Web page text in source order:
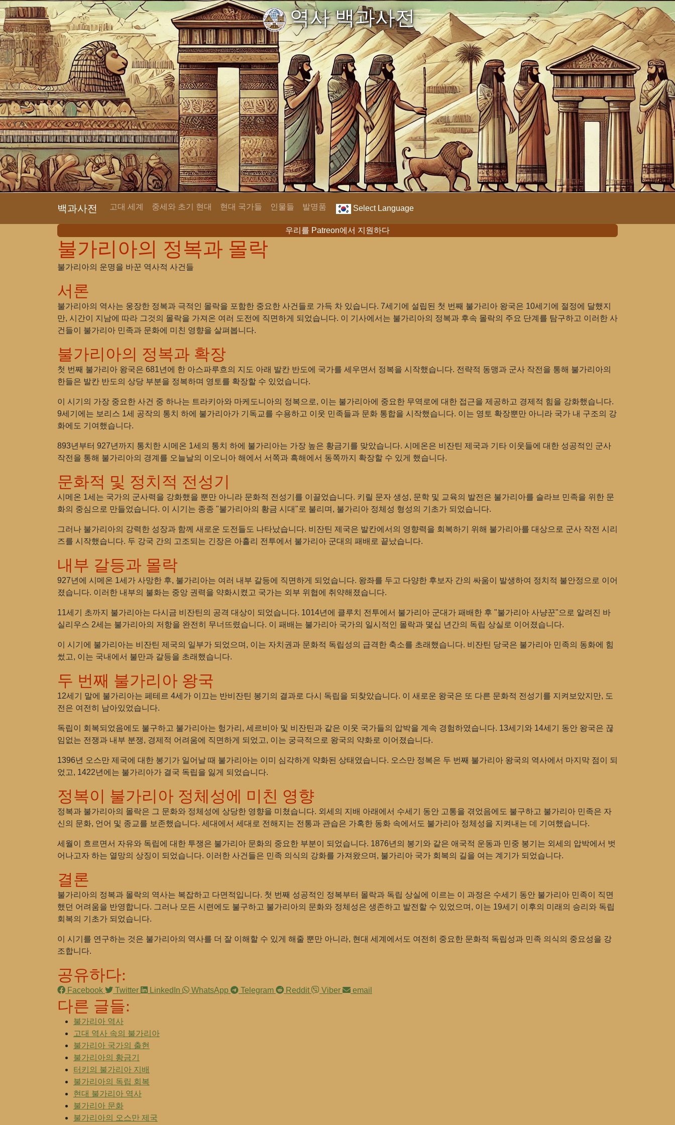
역사 백과사전
백과사전 고대 세계 중세와 초기 현대 현대 국가들 인물들 발명품 Select Language
우리를 Patreon에서 지원하다
불가리아의 정복과 몰락
불가리아의 운명을 바꾼 역사적 사건들
서론
불가리아의 역사는 웅장한 정복과 극적인 몰락을 포함한 중요한 사건들로 가득 차 있습니다. 7세기에 설립된 첫 번째 불가리아 왕국은 10세기에 절정에 달했지
만, 시간이 지남에 따라 그것의 몰락을 가져온 여러 도전에 직면하게 되었습니다. 이 기사에서는 불가리아의 정복과 후속 몰락의 주요 단계를 탐구하고 이러한 사
건들이 불가리아 민족과 문화에 미친 영향을 살펴봅니다.
불가리아의 정복과 확장
첫 번째 불가리아 왕국은 681년에 한 아스파루흐의 지도 아래 발칸 반도에 국가를 세우면서 정복을 시작했습니다. 전략적 동맹과 군사 작전을 통해 불가리아의
한들은 발칸 반도의 상당 부분을 정복하며 영토를 확장할 수 있었습니다.
이 시기의 가장 중요한 사건 중 하나는 트라키아와 마케도니아의 정복으로, 이는 불가리아에 중요한 무역로에 대한 접근을 제공하고 경제적 힘을 강화했습니다.
9세기에는 보리스 1세 공작의 통치 하에 불가리아가 기독교를 수용하고 이웃 민족들과 문화 통합을 시작했습니다. 이는 영토 확장뿐만 아니라 국가 내 구조의 강
화에도 기여했습니다.
893년부터 927년까지 통치한 시메온 1세의 통치 하에 불가리아는 가장 높은 황금기를 맞았습니다. 시메온은 비잔틴 제국과 기타 이웃들에 대한 성공적인 군사
작전을 통해 불가리아의 경계를 오늘날의 이오니아 해에서 서쪽과 흑해에서 동쪽까지 확장할 수 있게 했습니다.
문화적 및 정치적 전성기
시메온 1세는 국가의 군사력을 강화했을 뿐만 아니라 문화적 전성기를 이끌었습니다. 키릴 문자 생성, 문학 및 교육의 발전은 불가리아를 슬라브 민족을 위한 문
화의 중심으로 만들었습니다. 이 시기는 종종 "불가리아의 황금 시대"로 불리며, 불가리아 정체성 형성의 기초가 되었습니다.
그러나 불가리아의 강력한 성장과 함께 새로운 도전들도 나타났습니다. 비잔틴 제국은 발칸에서의 영향력을 회복하기 위해 불가리아를 대상으로 군사 작전 시리
즈를 시작했습니다. 두 강국 간의 고조되는 긴장은 아흘리 전투에서 불가리아 군대의 패배로 끝났습니다.
내부 갈등과 몰락
927년에 시메온 1세가 사망한 후, 불가리아는 여러 내부 갈등에 직면하게 되었습니다. 왕좌를 두고 다양한 후보자 간의 싸움이 발생하여 정치적 불안정으로 이어
졌습니다. 이러한 내부의 불화는 중앙 권력을 약화시켰고 국가는 외부 위협에 취약해졌습니다.
11세기 초까지 불가리아는 다시금 비잔틴의 공격 대상이 되었습니다. 1014년에 클루치 전투에서 불가리아 군대가 패배한 후 "불가리아 사냥꾼"으로 알려진 바
실리우스 2세는 불가리아의 저항을 완전히 무너뜨렸습니다. 이 패배는 불가리아 국가의 일시적인 몰락과 몇십 년간의 독립 상실로 이어졌습니다.
이 시기에 불가리아는 비잔틴 제국의 일부가 되었으며, 이는 자치권과 문화적 독립성의 급격한 축소를 초래했습니다. 비잔틴 당국은 불가리아 민족의 동화에 힘
썼고, 이는 국내에서 불만과 갈등을 초래했습니다.
두 번째 불가리아 왕국
12세기 말에 불가리아는 페테르 4세가 이끄는 반비잔틴 봉기의 결과로 다시 독립을 되찾았습니다. 이 새로운 왕국은 또 다른 문화적 전성기를 지켜보았지만, 도
전은 여전히 남아있었습니다.
독립이 회복되었음에도 불구하고 불가리아는 헝가리, 세르비아 및 비잔틴과 같은 이웃 국가들의 압박을 계속 경험하였습니다. 13세기와 14세기 동안 왕국은 끊
임없는 전쟁과 내부 분쟁, 경제적 어려움에 직면하게 되었고, 이는 궁극적으로 왕국의 약화로 이어졌습니다.
1396년 오스만 제국에 대한 봉기가 일어날 때 불가리아는 이미 심각하게 약화된 상태였습니다. 오스만 정복은 두 번째 불가리아 왕국의 역사에서 마지막 점이 되
었고, 1422년에는 불가리아가 결국 독립을 잃게 되었습니다.
정복이 불가리아 정체성에 미친 영향
정복과 불가리아의 몰락은 그 문화와 정체성에 상당한 영향을 미쳤습니다. 외세의 지배 아래에서 수세기 동안 고통을 겪었음에도 불구하고 불가리아 민족은 자
신의 문화, 언어 및 종교를 보존했습니다. 세대에서 세대로 전해지는 전통과 관습은 가혹한 동화 속에서도 불가리아 정체성을 지켜내는 데 기여했습니다.
세월이 흐르면서 자유와 독립에 대한 투쟁은 불가리아 문화의 중요한 부분이 되었습니다. 1876년의 봉기와 같은 애국적 운동과 민중 봉기는 외세의 압박에서 벗
어나고자 하는 열망의 상징이 되었습니다. 이러한 사건들은 민족 의식의 강화를 가져왔으며, 불가리아 국가 회복의 길을 여는 계기가 되었습니다.
결론
불가리아의 정복과 몰락의 역사는 복잡하고 다면적입니다. 첫 번째 성공적인 정복부터 몰락과 독립 상실에 이르는 이 과정은 수세기 동안 불가리아 민족이 직면
했던 어려움을 반영합니다. 그러나 모든 시련에도 불구하고 불가리아의 문화와 정체성은 생존하고 발전할 수 있었으며, 이는 19세기 이후의 미래의 승리와 독립
회복의 기초가 되었습니다.
이 시기를 연구하는 것은 불가리아의 역사를 더 잘 이해할 수 있게 해줄 뿐만 아니라, 현대 세계에서도 여전히 중요한 문화적 독립성과 민족 의식의 중요성을 강
조합니다.
공유하다:
Facebook Twitter LinkedIn WhatsApp Telegram Reddit Viber email
다른 글들:
불가리아 역사
고대 역사 속의 불가리아
불가리아 국가의 출현
불가리아의 황금기
터키의 불가리아 지배
불가리아의 독립 회복
현대 불가리아 역사
불가리아 문화
불가리아의 오스만 제국